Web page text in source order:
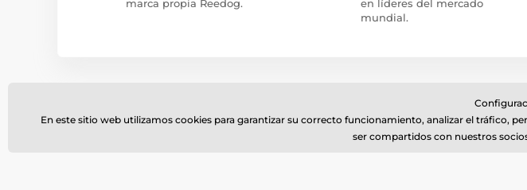
marca propia Reedog.
en líderes del mercado
mundial.
Suscríbase al boletín de noticias
En este sitio web utilizamos cookies para garantizar su correcto funcionamiento, analizar el tráfico,
ser compartidos con nuestros